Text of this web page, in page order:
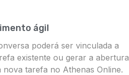
ágil
poderá ser vinculada a
existente ou gerar a abertura
nova tarefa no Athenas Online.